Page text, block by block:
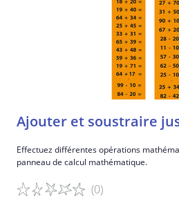
Ajouter et soustraire
Effectuez différentes opérations
panneau de calcul mathématique.
(0)